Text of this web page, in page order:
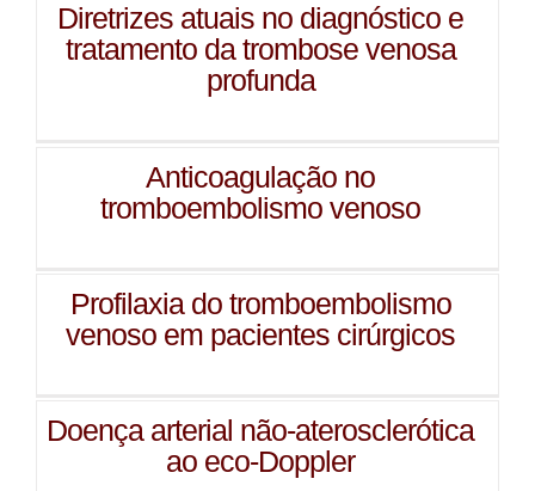
Diretrizes atuais no diagnóstico e
tratamento da trombose venosa
profunda
Anticoagulação no
tromboembolismo venoso
Profilaxia do tromboembolismo
venoso em pacientes cirúrgicos
Doença arterial não-aterosclerótica
ao eco-Doppler